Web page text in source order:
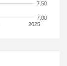
2025
7.00
7.50